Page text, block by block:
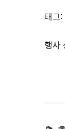
태그
행사